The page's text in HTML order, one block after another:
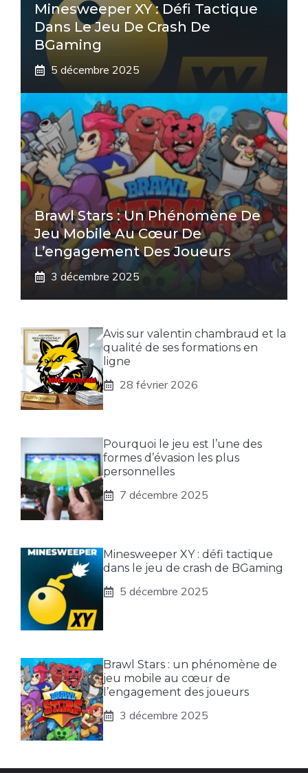
Minesweeper XY : Défi Tactique
Dans Le Jeu De Crash De
BGaming
5 décembre 2025
Brawl Stars : Un Phénomène De
Jeu Mobile Au Cœur De
L’engagement Des Joueurs
3 décembre 2025
Avis sur valentin chambraud et la
qualité de ses formations en
ligne
28 février 2026
Pourquoi le jeu est l’une des
formes d’évasion les plus
personnelles
7 décembre 2025
Minesweeper XY : défi tactique
dans le jeu de crash de BGaming
5 décembre 2025
Brawl Stars : un phénomène de
jeu mobile au cœur de
l’engagement des joueurs
3 décembre 2025